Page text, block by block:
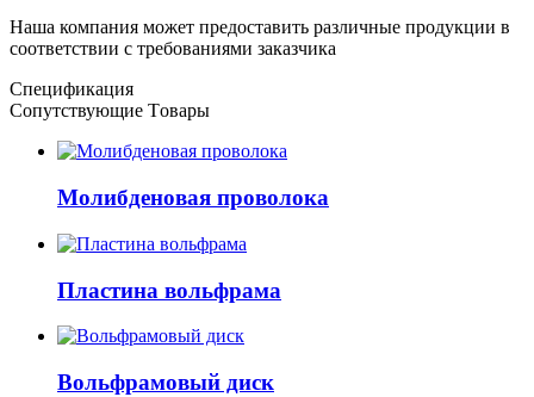
Наша компания может предоставить различные продукции в
соответствии с требованиями заказчика
Спецификация
Сопутствующие Tовары
Молибденовая проволока
Пластина вольфрама
Вольфрамовый диск